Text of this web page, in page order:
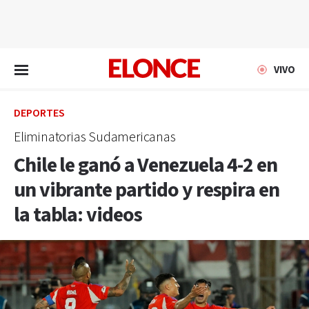
VIVO
DEPORTES
Eliminatorias Sudamericanas
Chile le ganó a Venezuela 4-2 en
un vibrante partido y respira en
la tabla: videos